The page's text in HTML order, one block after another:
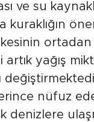
ve su
kuraklığın
yağış
nüfuz
denizlere